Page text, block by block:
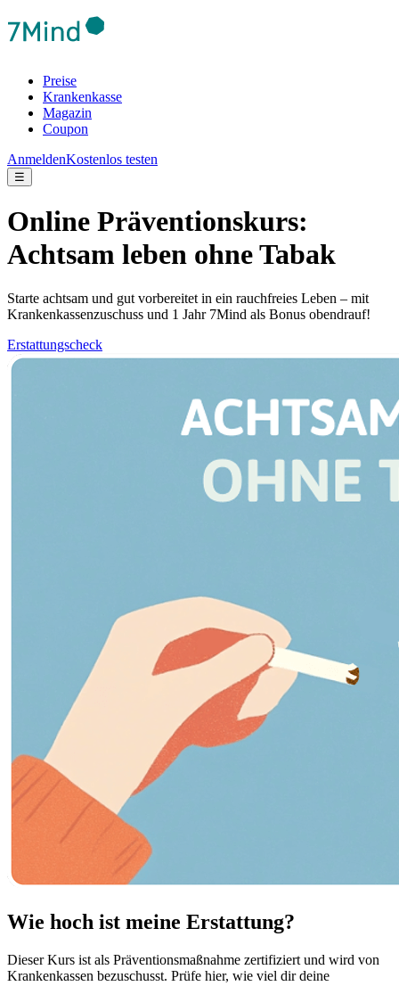
Preise
Krankenkasse
Magazin
Coupon
AnmeldenKostenlos testen
☰
Online Präventionskurs:
Achtsam leben ohne Tabak
Starte achtsam und gut vorbereitet in ein rauchfreies Leben – mit
Krankenkassenzuschuss und 1 Jahr 7Mind als Bonus obendrauf!
Erstattungscheck
Wie hoch ist meine Erstattung?
Dieser Kurs ist als Präventionsmaßnahme zertifiziert und wird von
Krankenkassen bezuschusst. Prüfe hier, wie viel dir deine